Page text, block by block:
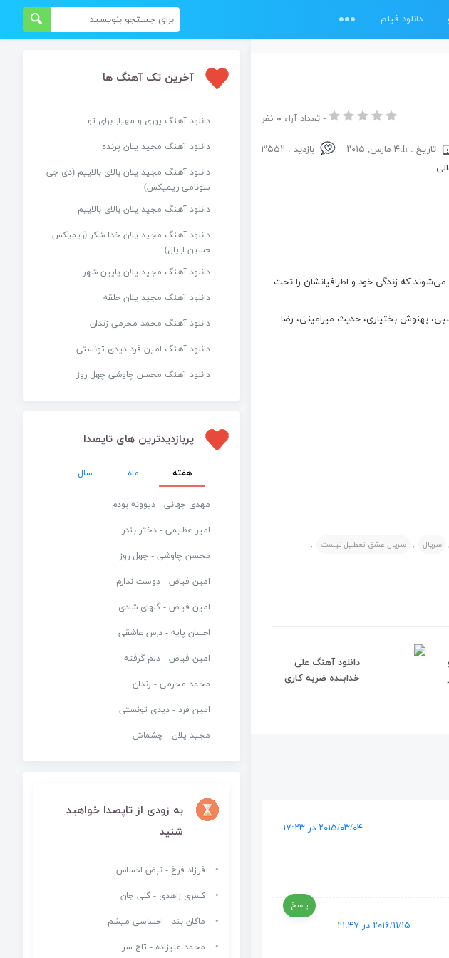
دانلود فیلم
- تعداد آراء ۰ نفر
بازدید : ۳۵۵۲
تاریخ : ۴th مارس, ۲۰۱۵
می‌شوند که زندگی خود و اطرافیانشان را تحت
بهنوش بختیاری، حدیث میرامینی، رضا
, سریال , سریال عشق تعطیل نیست ,
دانلود آهنگ علی
خدابنده ضربه کاری
۲۰۱۵/۰۳/۰۴ در ۱۷:۲۳
پاسخ
۲۰۱۶/۱۱/۱۵ در ۲۱:۴۷
آخرین تک آهنگ ها
دانلود آهنگ پوری و مهیار برای تو
دانلود آهنگ مجید یلان پرنده
دانلود آهنگ مجید یلان بالای بالاییم (دی جی
سونامی ریمیکس)
دانلود آهنگ مجید یلان بالای بالاییم
دانلود آهنگ مجید یلان خدا شکر (ریمیکس
حسین اریال)
دانلود آهنگ مجید یلان پایین شهر
دانلود آهنگ مجید یلان حلقه
دانلود آهنگ محمد محرمی زندان
دانلود آهنگ امین فرد دیدی تونستی
دانلود آهنگ محسن چاوشی چهل روز
پربازدیدترین های تاپصدا
هفته ماه سال
مهدی جهانی - دیوونه بودم
امیر عظیمی - دختر بندر
محسن چاوشی - چهل روز
امین فیاض - دوست ندارم
امین فیاض - گلهای شادی
احسان پایه - درس عاشقی
امین فیاض - دلم گرفته
محمد محرمی - زندان
امین فرد - دیدی تونستی
مجید یلان - چشماش
به زودی از تاپصدا خواهید
شنید
فرزاد فرخ - نبض احساس
کسری زاهدی - گلی جان
ماکان بند - احساسی میشم
محمد علیزاده - تاج سر